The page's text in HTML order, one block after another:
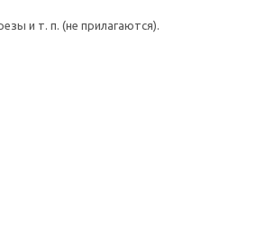
и т. п. (не прилагаются).